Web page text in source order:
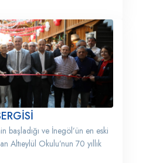
başladığı ve İnegöl’ün en eski
Altıeylül Okulu’nun 70 yıllık